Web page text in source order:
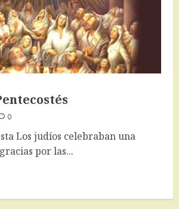
0
Los judíos celebraban una
por las...